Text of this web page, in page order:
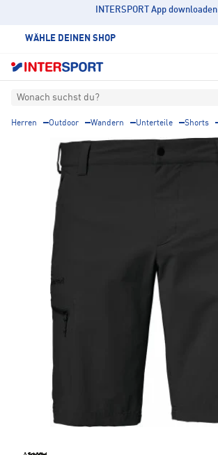
INTERSPORT App downloaden
WÄHLE DEINEN SHOP
Wonach suchst du?
Herren Outdoor Wandern Unterteile Shorts